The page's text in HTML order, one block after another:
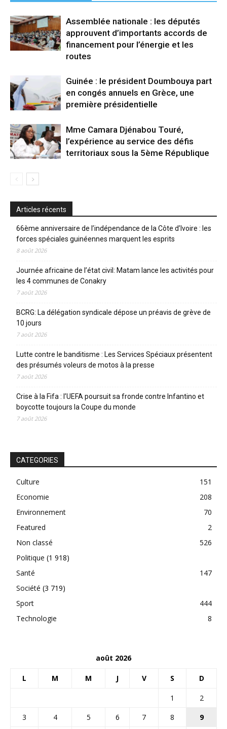
Assemblée nationale : les députés
approuvent d’importants accords de
financement pour l’énergie et les
routes
Guinée : le président Doumbouya part
en congés annuels en Grèce, une
première présidentielle
Mme Camara Djénabou Touré,
l’expérience au service des défis
territoriaux sous la 5ème République
Articles récents
66ème anniversaire de l’indépendance de la Côte d’Ivoire : les
forces spéciales guinéennes marquent les esprits
8 août 2026
Journée africaine de l’état civil: Matam lance les activités pour
les 4 communes de Conakry
7 août 2026
BCRG: La délégation syndicale dépose un préavis de grève de
10 jours
7 août 2026
Lutte contre le banditisme : Les Services Spéciaux présentent
des présumés voleurs de motos à la presse
7 août 2026
Crise à la Fifa : l’UEFA poursuit sa fronde contre Infantino et
boycotte toujours la Coupe du monde
7 août 2026
CATEGORIES
Culture
151
Economie
208
Environnement
70
Featured
2
Non classé
526
Politique (1 918)
Santé
147
Société (3 719)
Sport
444
Technologie
8
août 2026
L M M J V S D
1
2
3
4 5 6 7 8
9